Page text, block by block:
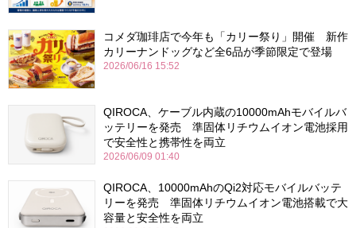
コメダ珈琲店で今年も「カリー祭り」開催 新作
カリーナンドッグなど全6品が季節限定で登場
2026/06/16 15:52
QIROCA、ケーブル内蔵の10000mAhモバイルバ
ッテリーを発売 準固体リチウムイオン電池採用
で安全性と携帯性を両立
2026/06/09 01:40
QIROCA、10000mAhのQi2対応モバイルバッテ
リーを発売 準固体リチウムイオン電池搭載で大
容量と安全性を両立